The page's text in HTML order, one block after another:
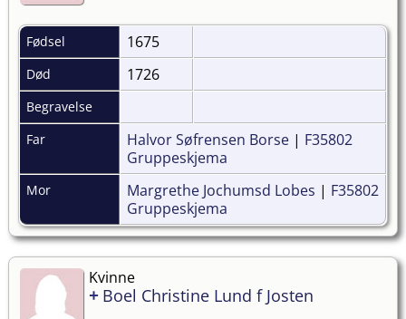
Fødsel 1675
Død 1726
Begravelse
Far
Halvor Søfrensen Borse | F35802
Gruppeskjema
Mor Margrethe Jochumsd Lobes | F35802
Gruppeskjema
Kvinne
+ Boel Christine Lund f Josten